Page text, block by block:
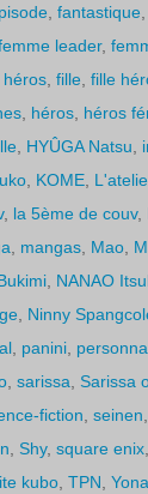
,fantastique
leader,
héros ,fille ,fille
héros héros
HYÛGA Natsu
KOME
, la 5ème de couv,
mangas Mao
NANAO
Ninny
panini
,sarissa ,Sarissa
fiction ,seinen
,Shy,square enix
kubo ,TPN ,Yona